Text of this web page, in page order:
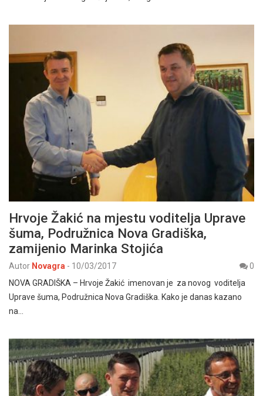
Hrvoje Žakić na mjestu voditelja Uprave
šuma, Podružnica Nova Gradiška,
zamijenio Marinka Stojića
Autor Novagra - 10/03/2017
0
NOVA GRADIŠKA – Hrvoje Žakić imenovan je za novog voditelja
Uprave šuma, Podružnica Nova Gradiška. Kako je danas kazano
na…